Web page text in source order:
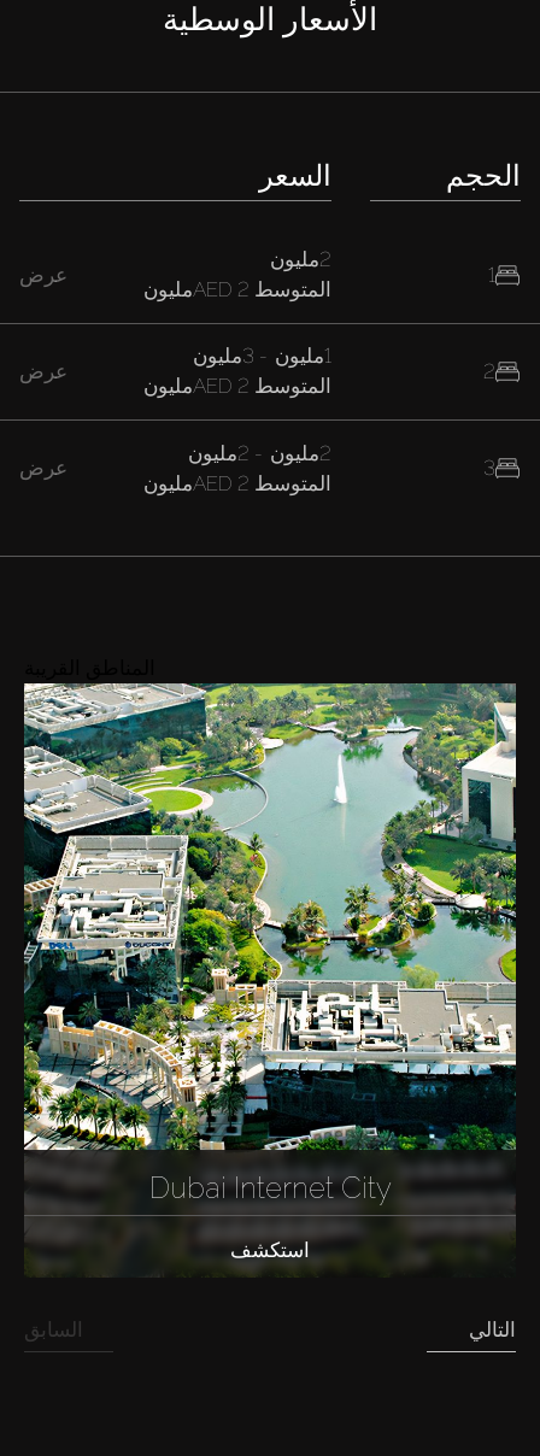
الأسعار الوسطية
الحجم
1
2
3
السعر
2مليون
المتوسط
عرض
1مليون -
المتوسط
عرض
2مليون -
المتوسط
عرض
Dubai Internet City
استكشف
السابق التالي